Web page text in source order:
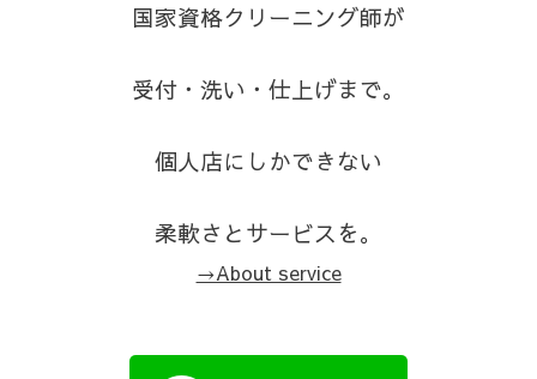
国家資格クリーニング師が
受付・洗い・仕上げまで。
個人店にしかできない
柔軟さとサービスを。
→About service